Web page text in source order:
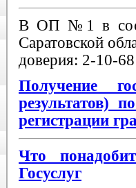
В ОП №1 в
Саратовской
доверия: 2-10-68
Получение
результатов)
регистрации
Что
Госуслуг